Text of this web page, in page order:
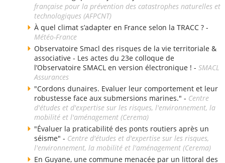
française pour la prévention des catastrophes naturelles et
technologiques (AFPCNT)
À quel climat s’adapter en France selon la TRACC ? -
Météo-France
Observatoire Smacl des risques de la vie territoriale &
associative - Les actes du 23e colloque de
l’Observatoire SMACL en version électronique ! - SMACL
Assurances
"Cordons dunaires. Evaluer leur comportement et leur
robustesse face aux submersions marines." - Centre
d'études et d'expertise sur les risques, l'environnement, la
mobilité et l'aménagement (Cerema)
"Évaluer la praticabilité des ponts routiers après un
séisme" - Centre d'études et d'expertise sur les risques,
l'environnement, la mobilité et l'aménagement (Cerema)
En Guyane, une commune menacée par un littoral des